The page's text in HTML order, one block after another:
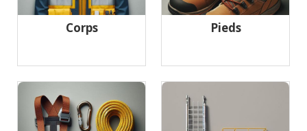
Corps Pieds